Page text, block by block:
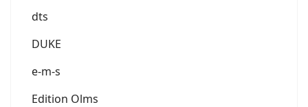
dts
DUKE
e-m-s
Edition Olms